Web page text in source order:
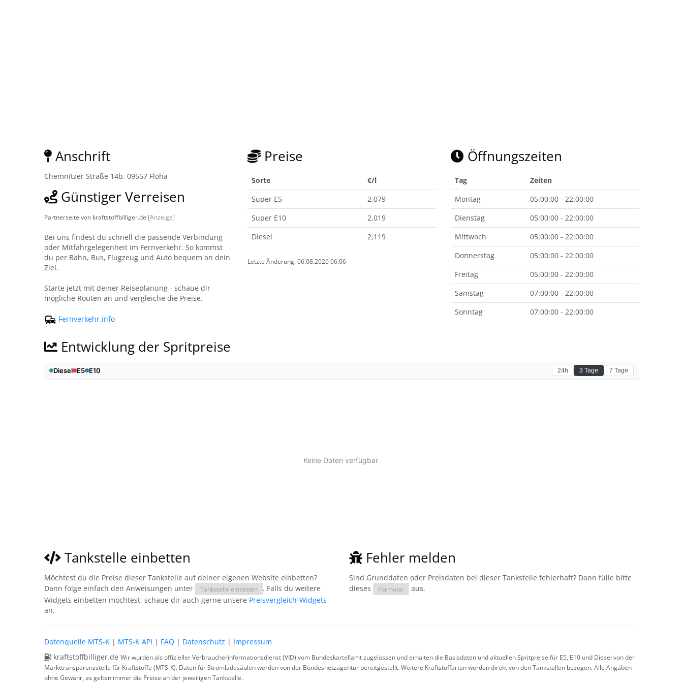
Anschrift
Chemnitzer Straße 14b, 09557 Flöha
Günstiger Verreisen
Partnerseite von kraftstoffbilliger.de [Anzeige]
Bei uns findest du schnell die passende Verbindung
oder Mitfahrgelegenheit im Fernverkehr. So kommst
du per Bahn, Bus, Flugzeug und Auto bequem an dein
Ziel.
Starte jetzt mit deiner Reiseplanung - schaue dir
mögliche Routen an und vergleiche die Preise.
Fernverkehr.info
Preise
Sorte
€/l
Super E5
2,079
Super E10
2,019
Diesel
2,119
Letzte Änderung: 06.08.2026 06:06
Öffnungszeiten
Tag
Zeiten
Montag
05:00:00 - 22:00:00
Dienstag
05:00:00 - 22:00:00
Mittwoch
05:00:00 - 22:00:00
Donnerstag
05:00:00 - 22:00:00
Freitag
05:00:00 - 22:00:00
Samstag
07:00:00 - 22:00:00
Sonntag
07:00:00 - 22:00:00
Entwicklung der Spritpreise
Tankstelle einbetten
Möchtest du die Preise dieser Tankstelle auf deiner eigenen Website einbetten?
Dann folge einfach den Anweisungen unter
Tankstelle einbetten
. Falls du weitere
Widgets einbetten möchtest, schaue dir auch gerne unsere Preisvergleich-Widgets
an.
Fehler melden
Sind Grunddaten oder Preisdaten bei dieser Tankstelle fehlerhaft? Dann fülle bitte
dieses
Formular aus.
Datenquelle MTS-K | MTS-K API | FAQ | Datenschutz | Impressum
kraftstoffbilliger.de Wir wurden als offizieller Verbraucherinformationsdienst (VID) vom Bundeskartellamt zugelassen und erhalten die Basisdaten und aktuellen Spritpreise für E5, E10 und Diesel von der
Markttransparenzstelle für Kraftstoffe (MTS-K). Daten für Stromladesäulen werden von der Bundesnetzagentur bereitgestellt. Weitere Kraftstoffarten werden direkt von den Tankstellen bezogen. Alle Angaben
ohne Gewähr, es gelten immer die Preise an der jeweiligen Tankstelle.